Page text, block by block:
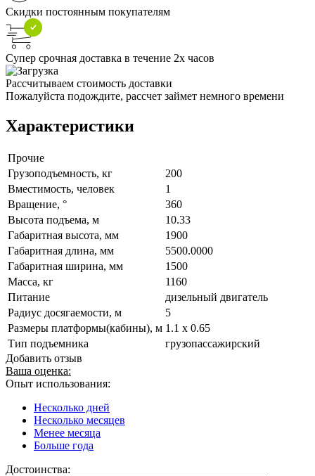
Скидки постоянным покупателям
Супер срочная доставка в течение 2х часов
Рассчитываем стоимость доставки
Пожалуйста подождите, рассчет займет немного времени
Характеристики
Прочие
Грузоподъемность, кг
200
Вместимость, человек
1
Вращение, °
360
Высота подъема, м
10.33
Габаритная высота, мм
1900
Габаритная длина, мм
5500.0000
Габаритная ширина, мм
1500
Масса, кг
1160
Питание
дизельный двигатель
Радиус досягаемости, м
5
Размеры платформы(кабины), м 1.1 x 0.65
Тип подъемника
грузопассажирский
Добавить отзыв
Ваша оценка:
Опыт использования:
Несколько дней
Несколько месяцев
Менее месяца
Больше года
Достоинства: